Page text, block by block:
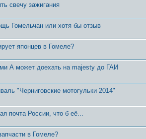
свечу зажигания
Гомельчан или хотя бы отзыв
японцев в Гомеле?
А может доехать на majesty до ГАИ
"Черниговские мотогульки 2014"
почта России, что б её...
в Гомеле?